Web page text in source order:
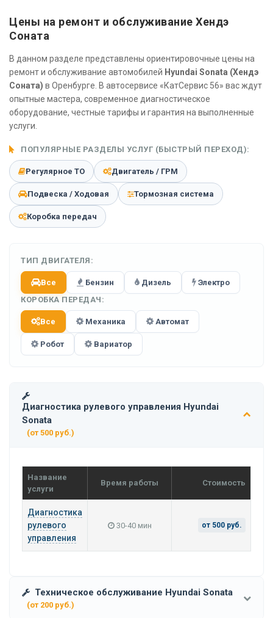
Цены на ремонт и обслуживание Хендэ
Соната
В данном разделе представлены ориентировочные цены на
ремонт и обслуживание автомобилей Hyundai Sonata (Хендэ
Соната) в Оренбурге. В автосервисе «КатСервис 56» вас ждут
опытные мастера, современное диагностическое
оборудование, честные тарифы и гарантия на выполненные
услуги.
ПОПУЛЯРНЫЕ РАЗДЕЛЫ УСЛУГ (БЫСТРЫЙ ПЕРЕХОД):
Регулярное ТО Двигатель / ГРМ
Подвеска / Ходовая Тормозная система
Коробка передач
ТИП ДВИГАТЕЛЯ:
Все Бензин Дизель
Электро
КОРОБКА ПЕРЕДАЧ:
Все Механика Автомат
Робот Вариатор
Диагностика рулевого управления Hyundai
Sonata
(от 500 руб.)
Название
услуги
Время работы Стоимость
Диагностика
рулевого
управления
30-40 мин от 500 руб.
Техническое обслуживание Hyundai Sonata
(от 200 руб.)